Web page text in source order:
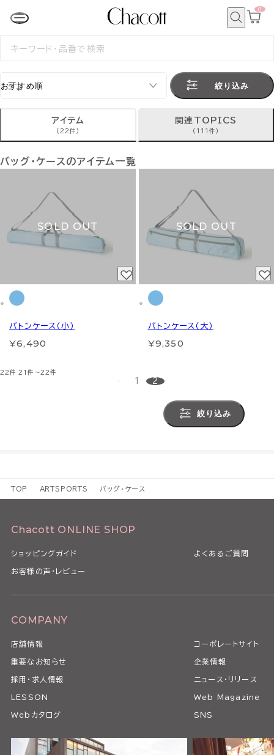
カ
0
検
絞り込み
アイテム
(22件)
関連TOPICS
(111件)
バッグ・ケースのアイテム一覧
SOLD OUT
バトンケース（小）
¥6,490
SOLD OUT
バトンケース（大）
¥9,350
22件 21件～22件
1 2
絞り込み
TOP ARTSPORTS バッグ・ケース
Chacott ONLINE SHOP
ショッピングガイド よくあるご質問
お客様の声・レビュー
COMPANY
店舗情報 コーポレートサイト
重要なお知らせ 企業情報
採用・求人情報 ニュース・リリース
LESSON Web Magazine
Webカタログ SNS